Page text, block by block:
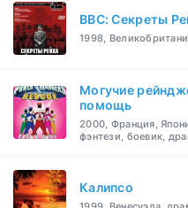
BBC: Секреты
1998,
Могучие
помощь
2000, Франция,
фэнтези, боевик,
Калипсо